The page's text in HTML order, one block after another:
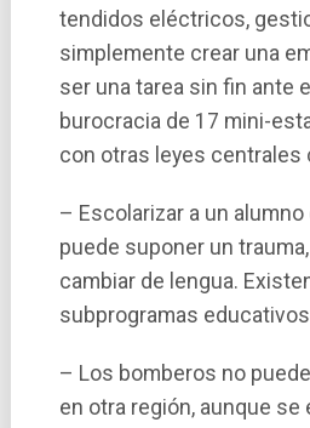
tendidos eléctricos,
simplemente crear una
ser una tarea sin fin ante
burocracia de 17 mini-
con otras leyes centrales
– Escolarizar a un
puede suponer un
cambiar de lengua.
subprogramas
– Los bomberos no
en otra región, aunque